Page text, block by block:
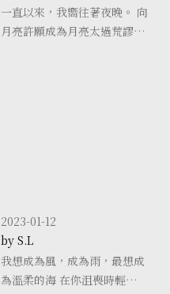
一直以來，我嚮往著夜晚。 向
月亮許願成為月亮太過荒謬，
2023-01-12
by S.L
我想成為風，成為雨，最想成
為溫柔的海 在你沮喪時輕輕托